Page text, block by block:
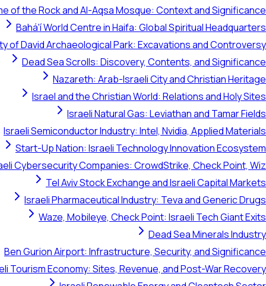
of the Rock and Al-Aqsa Mosque: Context and Significance
Bahá'í World Centre in Haifa: Global Spiritual Headquarters
of David Archaeological Park: Excavations and Controversy
Dead Sea Scrolls: Discovery, Contents, and Significance
Nazareth: Arab-Israeli City and Christian Heritage
Israel and the Christian World: Relations and Holy Sites
Israeli Natural Gas: Leviathan and Tamar Fields
Israeli Semiconductor Industry: Intel, Nvidia, Applied Materials
Start-Up Nation: Israeli Technology Innovation Ecosystem
Cybersecurity Companies: CrowdStrike, Check Point, Wiz
Tel Aviv Stock Exchange and Israeli Capital Markets
Israeli Pharmaceutical Industry: Teva and Generic Drugs
Waze, Mobileye, Check Point: Israeli Tech Giant Exits
Dead Sea Minerals Industry
Ben Gurion Airport: Infrastructure, Security, and Significance
Tourism Economy: Sites, Revenue, and Post-War Recovery